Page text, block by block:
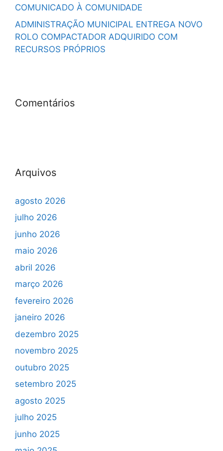
COMUNICADO À COMUNIDADE
ADMINISTRAÇÃO MUNICIPAL ENTREGA NOVO
ROLO COMPACTADOR ADQUIRIDO COM
RECURSOS PRÓPRIOS
Comentários
Arquivos
agosto 2026
julho 2026
junho 2026
maio 2026
abril 2026
março 2026
fevereiro 2026
janeiro 2026
dezembro 2025
novembro 2025
outubro 2025
setembro 2025
agosto 2025
julho 2025
junho 2025